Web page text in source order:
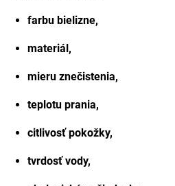
farbu bielizne,
materiál,
mieru znečistenia,
teplotu prania,
citlivosť pokožky,
tvrdosť vody,